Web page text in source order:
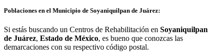
Poblaciones en el Municipio de Soyaniquilpan de Juárez:
Si estás buscando un Centros de Rehabilitación en Soyaniquilpan
de Juárez, Estado de México, es bueno que conozcas las
demarcaciones con su respectivo código postal.